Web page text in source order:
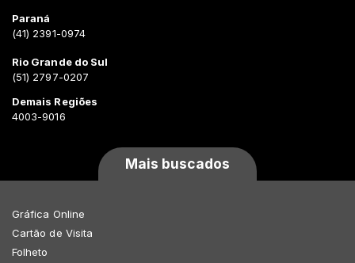
Paraná
(41) 2391-0974
Rio Grande do Sul
(51) 2797-0207
Demais Regiões
4003-9016
Mais buscados
Gráfica Online
Cartão de Visita
Folheto